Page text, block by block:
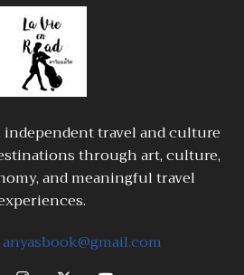
independent travel and culture
through art, culture,
and meaningful travel
anyasbook@gmail.com